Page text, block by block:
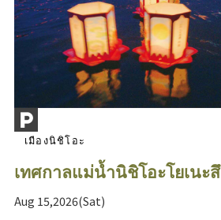
เมืองนิชิโอะ
เทศกาลแม่น้ำนิชิโอะโยเนะสึ
Aug 15,2026(Sat)